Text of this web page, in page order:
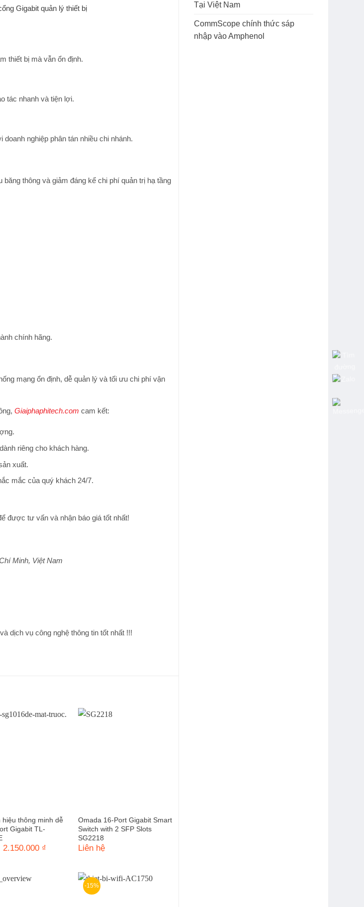
Tại Việt Nam
CommScope chính thức sáp
nhập vào Amphenol
thiết bị mà vẫn ổn định.
tác nhanh và tiện lợi.
nghiệp phân tán nhiều chi nhánh.
băng thông và giảm đáng kể chi phí quản trị hạ tầng
chính hãng.
mạng ổn định, dễ quản lý và tối ưu chi phí vận
Giaiphaphitech.com cam kết:
riêng cho khách hàng.
xuất.
mắc của quý khách 24/7.
được tư vấn và nhận báo giá tốt nhất!
Minh, Việt Nam
dịch vụ công nghệ thông tin tốt nhất !!!
hiệu thông minh dễ
Gigabit TL-
Giá
2.150.000 ₫
2.150.000 ₫.
Omada 16-Port Gigabit Smart
Switch with 2 SFP Slots
SG2218
Liên hệ
-15%